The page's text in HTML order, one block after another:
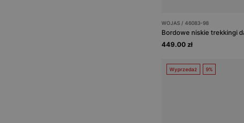
WOJAS / 46083-98
449.00 zł
Wyprzedaż 9%